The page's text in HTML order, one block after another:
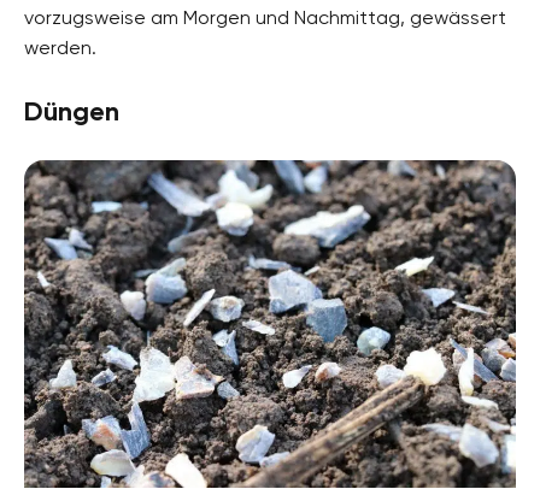
vorzugsweise am Morgen und Nachmittag, gewässert
werden.
Düngen